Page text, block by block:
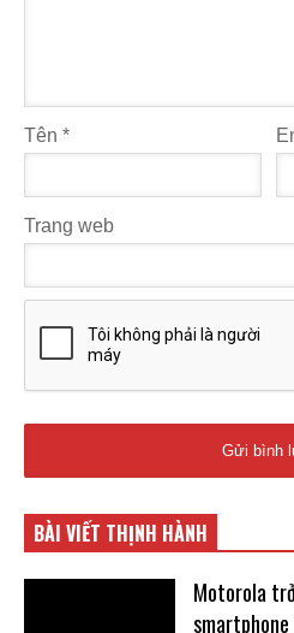
Tên *
Trang web
BÀI VIẾT THỊNH HÀNH
Motorola
smartphone